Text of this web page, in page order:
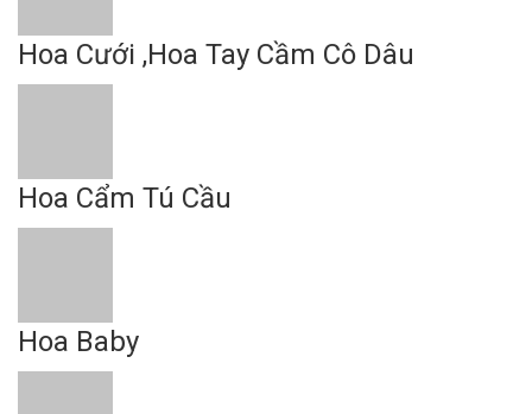
Hoa Cưới ,Hoa Tay Cầm Cô Dâu
Hoa Cẩm Tú Cầu
Hoa Baby